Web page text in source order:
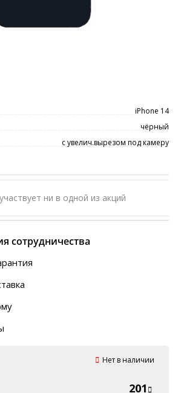
iPhone 14
чёрный
с увелич.вырезом под камеру
ни в одной из акций
сотрудничества
ЮФО)
ЮФО)
Нет в наличии
201